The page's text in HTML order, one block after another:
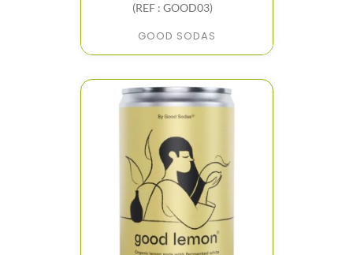
(REF : GOOD03)
GOOD SODAS